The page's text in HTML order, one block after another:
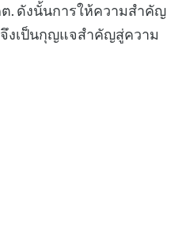
. ดังนั้นการให้ความสำคัญ
งเป็นกุญแจสำคัญสู่ความ